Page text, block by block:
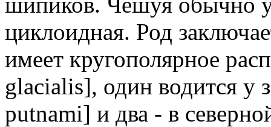
циклоидная. Род
имеет кругополярное
glacialis], один водится у
putnami] и два - в